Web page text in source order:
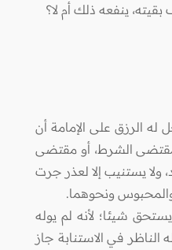
ينفعه ذلك أم لا؟
له الرزق على الإمامة أن
مقتضى الشرط، أو مقتضى
ولا يستنيب إلا لعذر جرت
والمحبوس ونحوهما.
شيئا؛ لأنه لم يوله
الناظر في الاستنابة جاز